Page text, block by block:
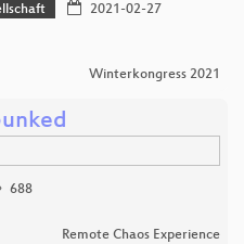
2021-02-27
Winterkongress 2021
688
Remote Chaos Experience